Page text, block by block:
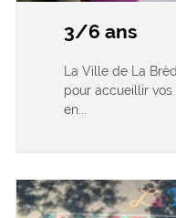
3/6 ans
La Ville de La
pour accueillir vos
en...